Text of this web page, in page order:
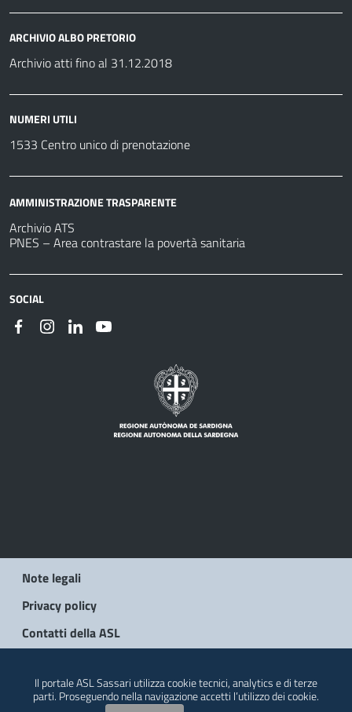
ARCHIVIO ALBO PRETORIO
Archivio atti fino al 31.12.2018
NUMERI UTILI
1533 Centro unico di prenotazione
AMMINISTRAZIONE TRASPARENTE
Archivio ATS
PNES – Area contrastare la povertà sanitaria
SOCIAL
Note legali
Privacy policy
Contatti della ASL
Il portale ASL Sassari utilizza cookie tecnici, analytics e di terze
parti. Proseguendo nella navigazione accetti l’utilizzo dei cookie.